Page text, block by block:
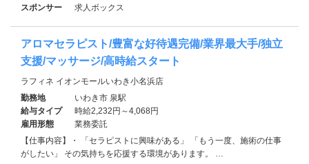
スポンサー
求人ボックス
アロマセラピスト/豊富な好待遇完備/業界最大手/独立
支援/マッサージ/高時給スタート
ラフィネ イオンモールいわき小名浜店
勤務地
いわき市 泉駅
給与タイプ
時給2,232円～4,068円
雇用形態
業務委託
【仕事内容】・ 「セラピストに興味がある」 「もう一度、施術の仕事
がしたい」 その気持ちを応援する環境があります。 …